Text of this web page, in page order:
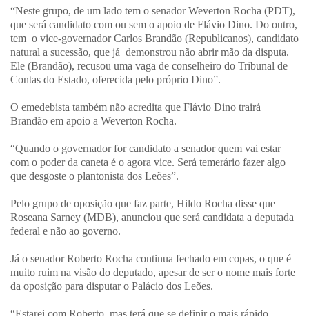
“Neste grupo, de um lado tem o senador Weverton Rocha (PDT),
que será candidato com ou sem o apoio de Flávio Dino. Do outro,
tem o vice-governador Carlos Brandão (Republicanos), candidato
natural a sucessão, que já demonstrou não abrir mão da disputa.
Ele (Brandão), recusou uma vaga de conselheiro do Tribunal de
Contas do Estado, oferecida pelo próprio Dino”.
O emedebista também não acredita que Flávio Dino trairá
Brandão em apoio a Weverton Rocha.
“Quando o governador for candidato a senador quem vai estar
com o poder da caneta é o agora vice. Será temerário fazer algo
que desgoste o plantonista dos Leões”.
Pelo grupo de oposição que faz parte, Hildo Rocha disse que
Roseana Sarney (MDB), anunciou que será candidata a deputada
federal e não ao governo.
Já o senador Roberto Rocha continua fechado em copas, o que é
muito ruim na visão do deputado, apesar de ser o nome mais forte
da oposição para disputar o Palácio dos Leões.